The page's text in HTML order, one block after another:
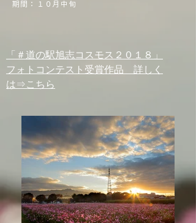
期間：１０月中旬
「＃道の駅旭志コスモス２０１８」
フォトコンテスト受賞作品 詳しく
は⇒こちら